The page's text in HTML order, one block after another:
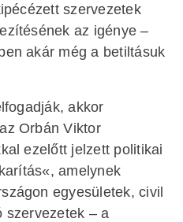
szervezetek
az igénye –
akár még a betiltásuk
akkor
Orbán Viktor
ezelőtt jelzett politikai
amelynek
egyesületek, civil
szervezetek – a